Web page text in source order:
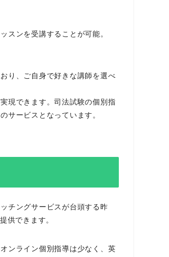
スンを受講することが可能。
り、ご自身で好きな講師を選べ
現できます。司法試験の個別指
サービスとなっています。
チングサービスが台頭する昨
供できます。
ンライン個別指導は少なく、英